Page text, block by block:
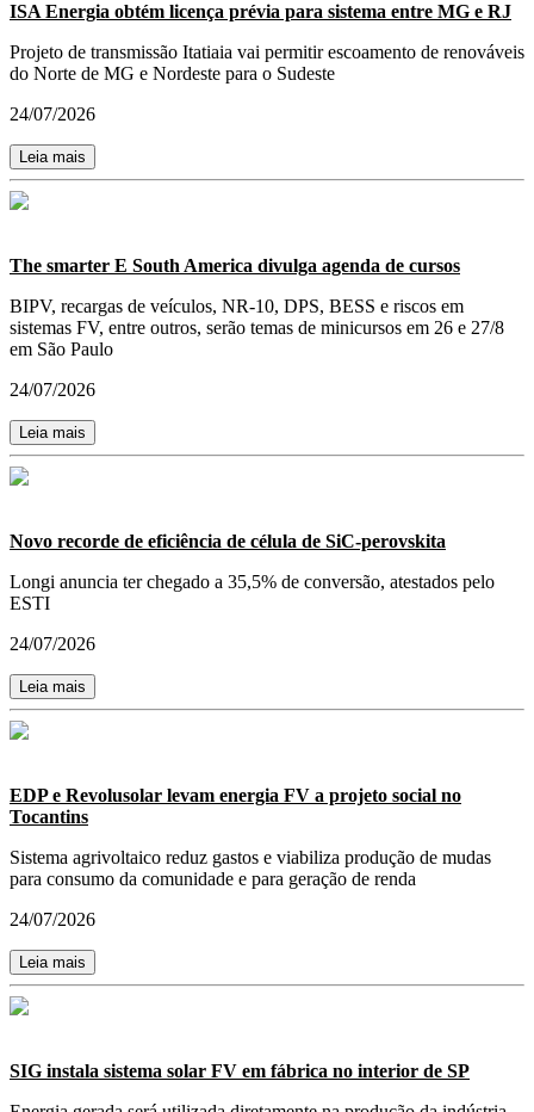
ISA Energia obtém licença prévia para sistema entre MG e RJ
Projeto de transmissão Itatiaia vai permitir escoamento de renováveis
do Norte de MG e Nordeste para o Sudeste
24/07/2026
Leia mais
The smarter E South America divulga agenda de cursos
BIPV, recargas de veículos, NR-10, DPS, BESS e riscos em
sistemas FV, entre outros, serão temas de minicursos em 26 e 27/8
em São Paulo
24/07/2026
Leia mais
Novo recorde de eficiência de célula de SiC-perovskita
Longi anuncia ter chegado a 35,5% de conversão, atestados pelo
ESTI
24/07/2026
Leia mais
EDP e Revolusolar levam energia FV a projeto social no
Tocantins
Sistema agrivoltaico reduz gastos e viabiliza produção de mudas
para consumo da comunidade e para geração de renda
24/07/2026
Leia mais
SIG instala sistema solar FV em fábrica no interior de SP